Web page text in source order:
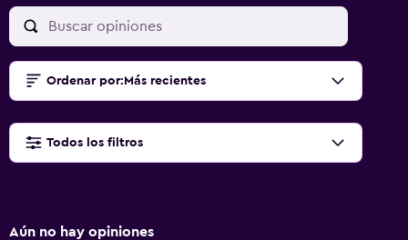
Ordenar por: Más recientes
Todos los filtros
Aún no hay opiniones